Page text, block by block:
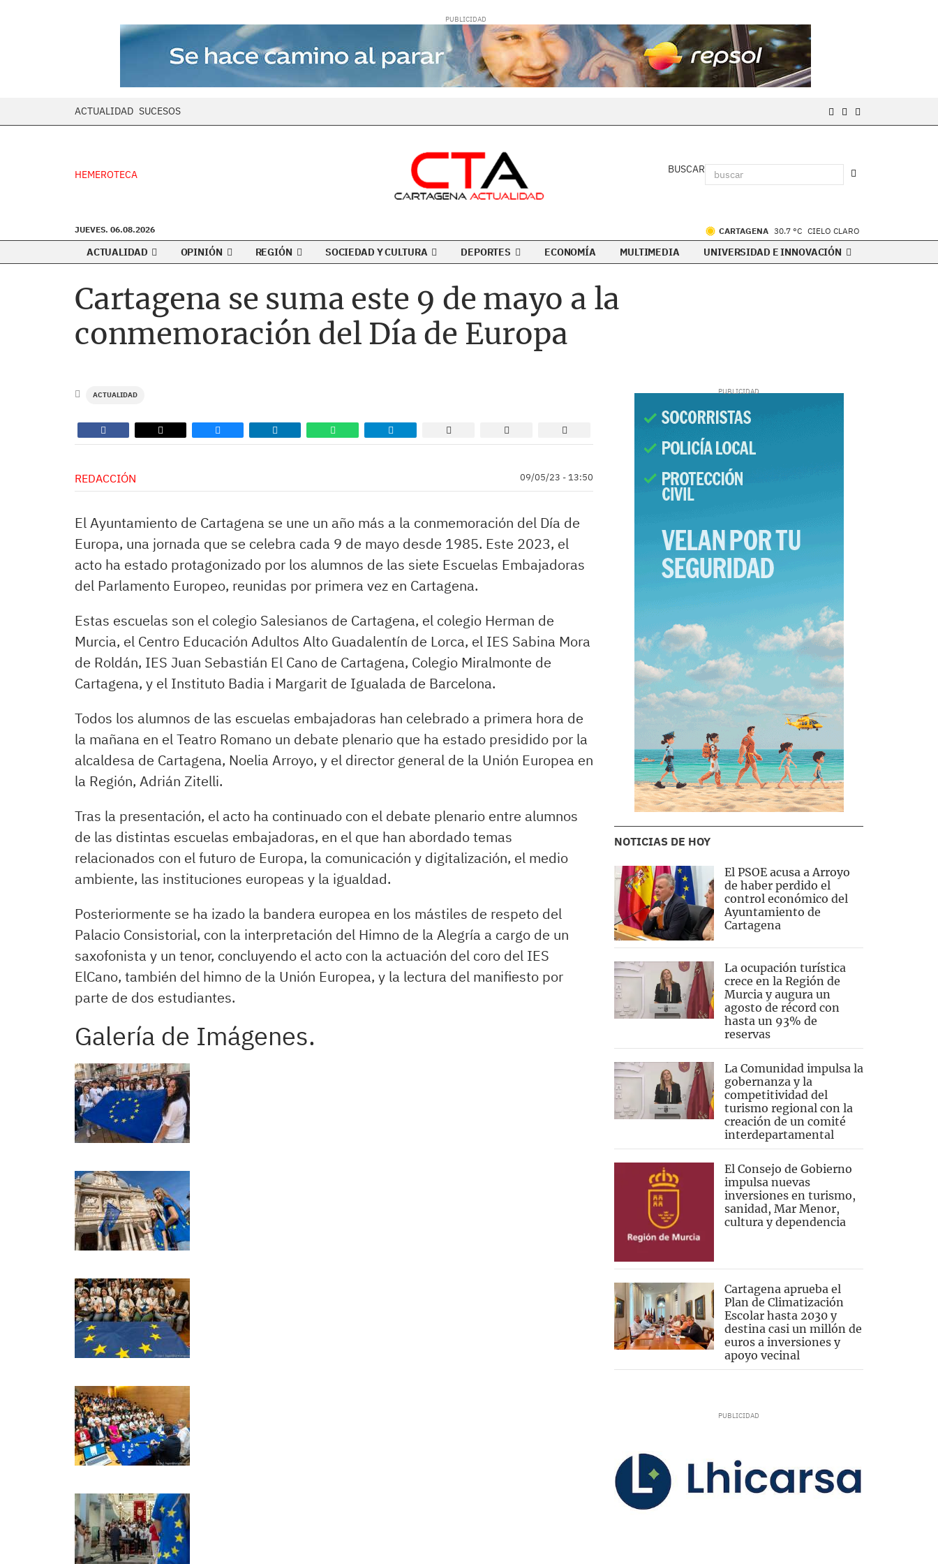
ACTUALIDAD SUCESOS
HEMEROTECA BUSCAR
JUEVES. 06.08.2026 CARTAGENA 30.7 °C CIELO CLARO
ACTUALIDAD OPINIÓN REGIÓN SOCIEDAD Y CULTURA DEPORTES ECONOMÍA MULTIMEDIA UNIVERSIDAD E INNOVACIÓN
Cartagena se suma este 9 de mayo a la
conmemoración del Día de Europa
ACTUALIDAD
REDACCIÓN 09/05/23 - 13:50
El Ayuntamiento de Cartagena se une un año más a la conmemoración del Día de
Europa, una jornada que se celebra cada 9 de mayo desde 1985. Este 2023, el
acto ha estado protagonizado por los alumnos de las siete Escuelas Embajadoras
del Parlamento Europeo, reunidas por primera vez en Cartagena.
Estas escuelas son el colegio Salesianos de Cartagena, el colegio Herman de
Murcia, el Centro Educación Adultos Alto Guadalentín de Lorca, el IES Sabina Mora
de Roldán, IES Juan Sebastián El Cano de Cartagena, Colegio Miralmonte de
Cartagena, y el Instituto Badia i Margarit de Igualada de Barcelona.
Todos los alumnos de las escuelas embajadoras han celebrado a primera hora de
la mañana en el Teatro Romano un debate plenario que ha estado presidido por la
alcaldesa de Cartagena, Noelia Arroyo, y el director general de la Unión Europea en
la Región, Adrián Zitelli.
Tras la presentación, el acto ha continuado con el debate plenario entre alumnos
de las distintas escuelas embajadoras, en el que han abordado temas
relacionados con el futuro de Europa, la comunicación y digitalización, el medio
ambiente, las instituciones europeas y la igualdad.
Posteriormente se ha izado la bandera europea en los mástiles de respeto del
Palacio Consistorial, con la interpretación del Himno de la Alegría a cargo de un
saxofonista y un tenor, concluyendo el acto con la actuación del coro del IES
ElCano, también del himno de la Unión Europea, y la lectura del manifiesto por
parte de dos estudiantes.
Galería de Imágenes.
NOTICIAS DE HOY
El PSOE acusa a Arroyo
de haber perdido el
control económico del
Ayuntamiento de
Cartagena
La ocupación turística
crece en la Región de
Murcia y augura un
agosto de récord con
hasta un 93% de
reservas
La Comunidad impulsa la
gobernanza y la
competitividad del
turismo regional con la
creación de un comité
interdepartamental
El Consejo de Gobierno
impulsa nuevas
inversiones en turismo,
sanidad, Mar Menor,
cultura y dependencia
Cartagena aprueba el
Plan de Climatización
Escolar hasta 2030 y
destina casi un millón de
euros a inversiones y
apoyo vecinal